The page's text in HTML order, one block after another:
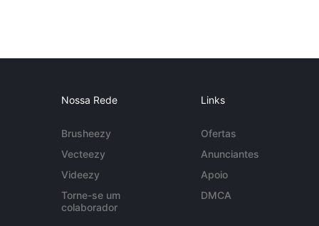
Nossa Rede
Brusheezy
Vecteezy
Videezy
Torne-se um
colaborador
Links
Ofertas
Anunciantes
Apoio
DMCA